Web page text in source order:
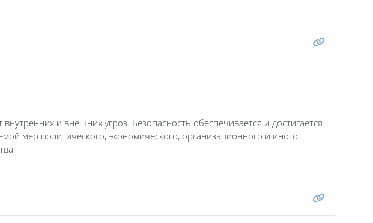
и внешних угроз. Безопасность обеспечивается и достигается
мер политического, экономического, организационного и иного